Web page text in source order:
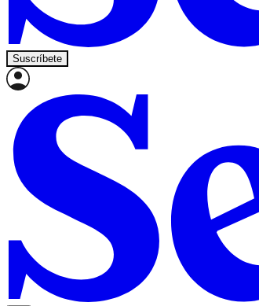
Suscríbete